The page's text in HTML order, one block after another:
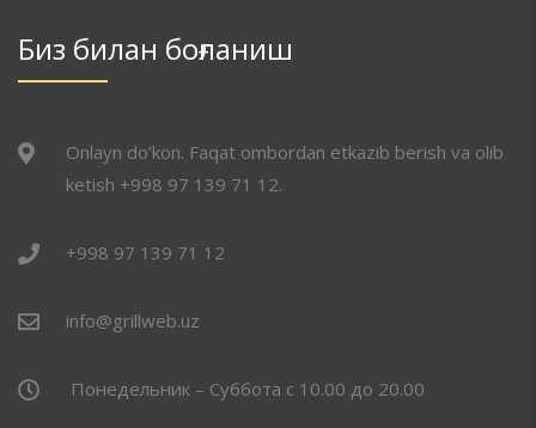
Биз билан боғланиш
Onlayn do’kon. Faqat ombordan etkazib berish va olib
ketish +998 97 139 71 12.
+998 97 139 71 12
info@grillweb.uz
Понедельник – Суббота с 10.00 до 20.00